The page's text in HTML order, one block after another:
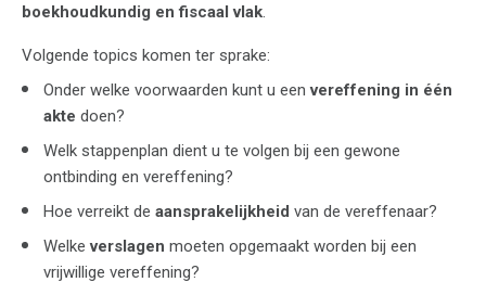
boekhoudkundig en fiscaal vlak.
Volgende topics komen ter sprake:
Onder welke voorwaarden kunt u eenvereffening in één
akte doen?
Welk stappenplan dient u te volgen bij een gewone
ontbinding en vereffening?
⁣Hoe verreikt de aansprakelijkheid van de vereffenaar?
Welkeverslagen moeten opgemaakt worden bij een
vrijwillige vereffening?